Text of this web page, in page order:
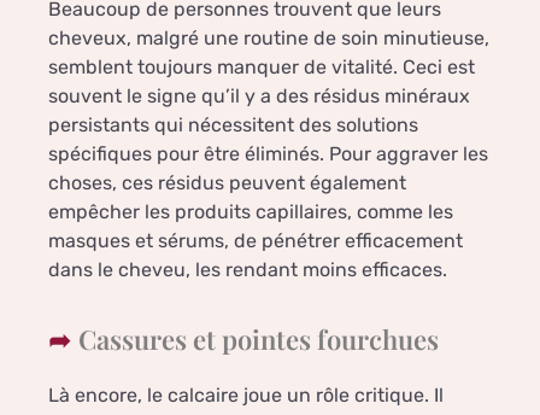
Beaucoup de personnes trouvent que leurs
cheveux, malgré une routine de soin minutieuse,
semblent toujours manquer de vitalité. Ceci est
souvent le signe qu’il y a des résidus minéraux
persistants qui nécessitent des solutions
spécifiques pour être éliminés. Pour aggraver les
choses, ces résidus peuvent également
empêcher les produits capillaires, comme les
masques et sérums, de pénétrer efficacement
dans le cheveu, les rendant moins efficaces.
Cassures et pointes fourchues
Là encore, le calcaire joue un rôle critique. Il